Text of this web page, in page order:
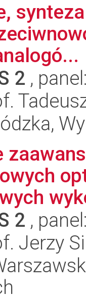
2 ,
2 ,
Jerzy